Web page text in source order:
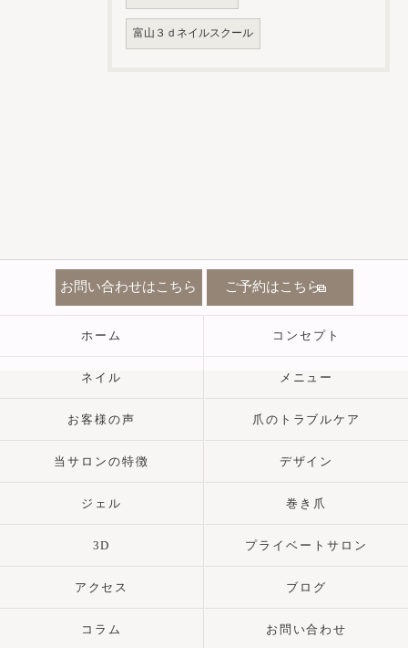
富山３ｄネイルスクール
お問い合わせはこちら ご予約はこちら
ホーム コンセプト
ネイル メニュー
お客様の声 爪のトラブルケア
当サロンの特徴 デザイン
ジェル 巻き爪
3D プライベートサロン
アクセス ブログ
コラム お問い合わせ